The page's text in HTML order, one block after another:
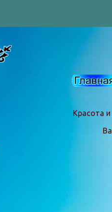
Красота